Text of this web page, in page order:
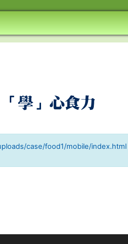
佈景設定
「學」心食力
case/food1/mobile/index.html